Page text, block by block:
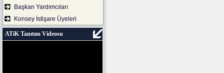
Başkan Yardımcıları
Konsey İstişare Üyeleri
ATiK Tanıtım Videosu